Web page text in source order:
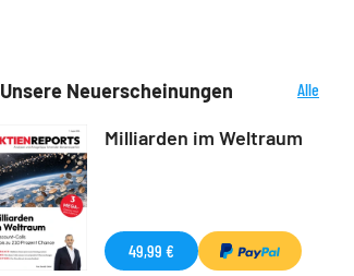
Unsere Neuerscheinungen
Alle
Milliarden im Weltraum
49,99 €